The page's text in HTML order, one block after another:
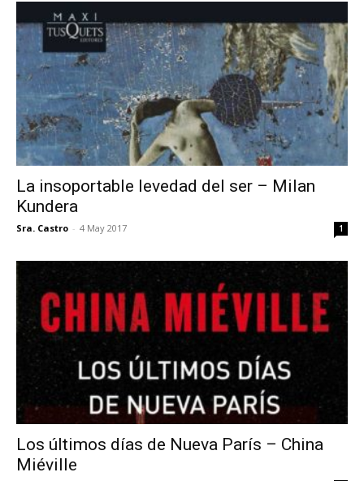
La insoportable levedad del ser – Milan
Kundera
Sra. Castro - 4 May 2017 1
Los últimos días de Nueva París – China
Miéville